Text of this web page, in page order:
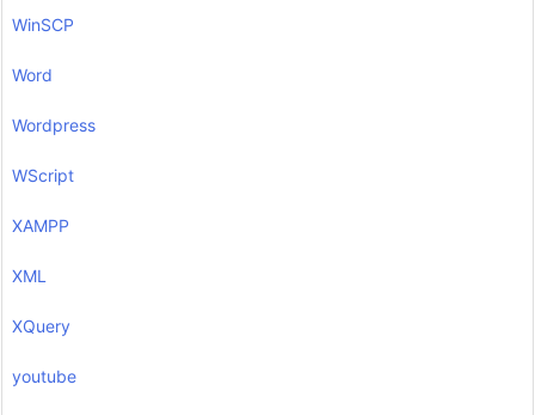
WinSCP
Word
Wordpress
WScript
XAMPP
XML
XQuery
youtube